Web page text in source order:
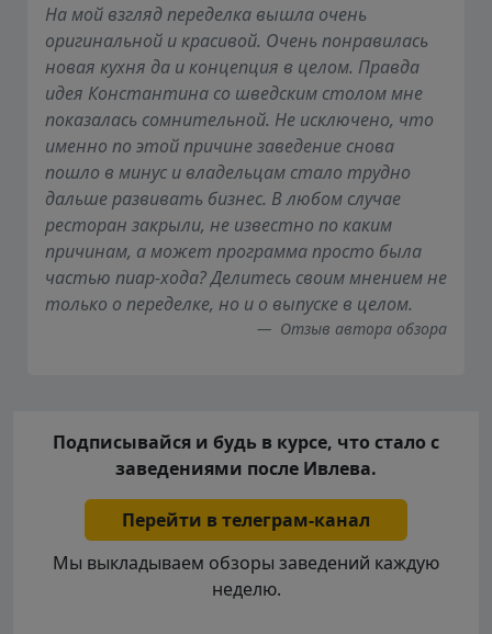
На мой взгляд переделка вышла очень
оригинальной и красивой. Очень понравилась
новая кухня да и концепция в целом. Правда
идея Константина со шведским столом мне
показалась сомнительной. Не исключено, что
именно по этой причине заведение снова
пошло в минус и владельцам стало трудно
дальше развивать бизнес. В любом случае
ресторан закрыли, не известно по каким
причинам, а может программа просто была
частью пиар-хода? Делитесь своим мнением не
только о переделке, но и о выпуске в целом.
Отзыв автора обзора
Подписывайся и будь в курсе, что стало с
заведениями после Ивлева.
Перейти в телеграм-канал
Мы выкладываем обзоры заведений каждую
неделю.